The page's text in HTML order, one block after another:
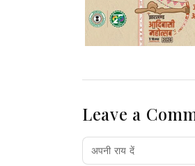
Leave a